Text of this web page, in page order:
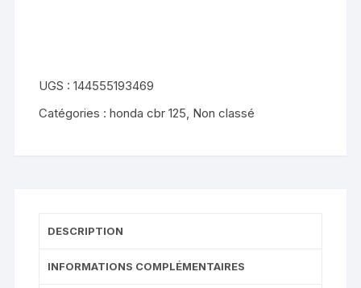
125
r
UGS :144555193469
Catégories :honda cbr 125, Non classé
DESCRIPTION
INFORMATIONS COMPLÉMENTAIRES